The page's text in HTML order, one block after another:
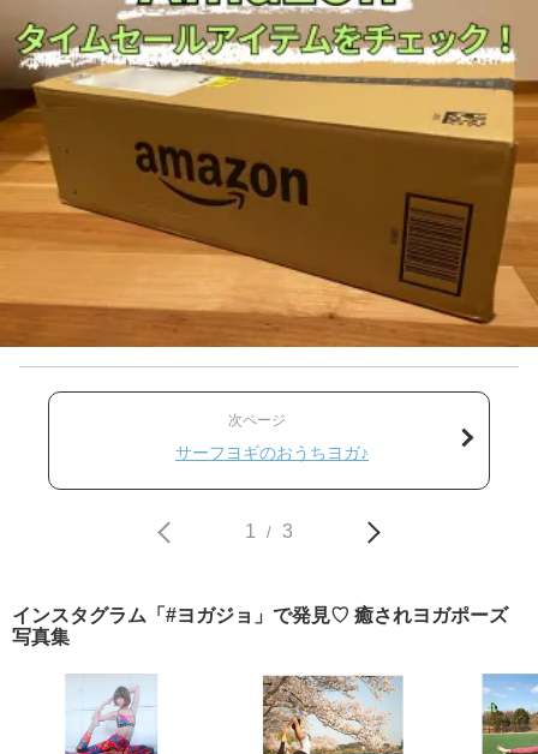
次ページ
サーフヨギのおうちヨガ♪
1 / 3
インスタグラム「#ヨガジョ」で発見♡ 癒されヨガポーズ
写真集